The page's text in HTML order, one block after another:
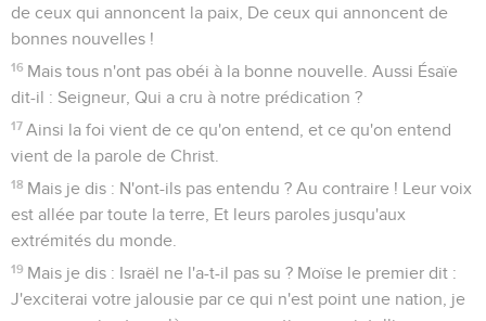
de ceux qui annoncent la paix, De ceux qui annoncent de
bonnes nouvelles !
16 Mais tous n'ont pas obéi à la bonne nouvelle. Aussi Ésaïe
dit-il : Seigneur, Qui a cru à notre prédication ?
17 Ainsi la foi vient de ce qu'on entend, et ce qu'on entend
vient de la parole de Christ.
18 Mais je dis : N'ont-ils pas entendu ? Au contraire ! Leur voix
est allée par toute la terre, Et leurs paroles jusqu'aux
extrémités du monde.
19 Mais je dis : Israël ne l'a-t-il pas su ? Moïse le premier dit :
J'exciterai votre jalousie par ce qui n'est point une nation, je